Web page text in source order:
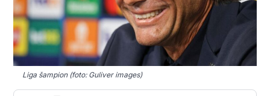
Liga šampion (foto: Guliver images)